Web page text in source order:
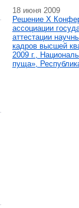
18 июня 2009
Решение X
ассоциации
аттестации
кадров высшей
2009 г.,
пуща»,